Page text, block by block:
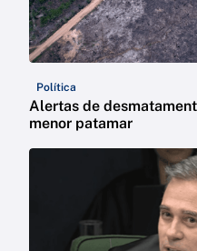
Política
Alertas de
menor patamar